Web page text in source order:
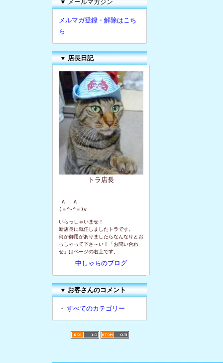
▼ メールマガジン
メルマガ登録・解除はこち
ら
▼ 店長日記
トラ店長
Λ   Λ
(＝^-^＝)v
いらっしゃいませ！
新店長に就任しましたトラです。
何か御用がありましたらなんなりとお
っしゃって下さ～い！「お問い合わ
せ」はページの右上です。
中しゃちのブログ
▼お客さんのコメント
・ すべてのカテゴリー